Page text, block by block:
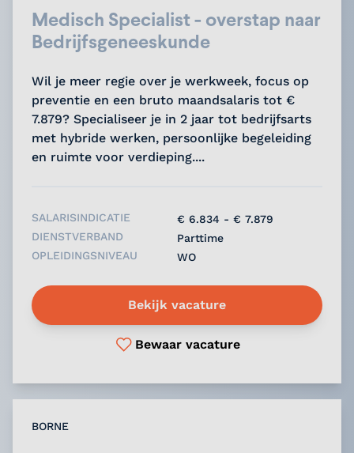
Medisch Specialist - overstap naar
Bedrijfsgeneeskunde
Wil je meer regie over je werkweek, focus op
preventie en een bruto maandsalaris tot €
7.879? Specialiseer je in 2 jaar tot bedrijfsarts
met hybride werken, persoonlijke begeleiding
en ruimte voor verdieping....
SALARISINDICATIE
€ 6.834 - € 7.879
DIENSTVERBAND
Parttime
OPLEIDINGSNIVEAU
WO
Bekijk vacature
Bewaar vacature
BORNE